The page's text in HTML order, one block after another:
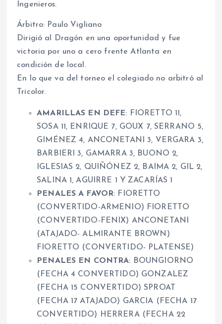
Ingenieros.
Árbitro: Paulo Vigliano
Dirigió al Dragón en una oportunidad y fue
victoria por uno a cero frente Atlanta en
condición de local.
En lo que va del torneo el colegiado no arbitró al
Tricolor.
AMARILLAS EN DEFE: FIORETTO 11,
SOSA 11, ENRIQUE 7, GOUX 7, SERRANO 5,
GIMÉNEZ 4, ANCONETANI 3, VERGARA 3,
BARBIERI 3, GAMARRA 3, BUONO 2,
IGLESIAS 2, QUIÑÓNEZ 2, BAIMA 2, GIL 2,
SALINA 1, AGUIRRE 1 Y ZACARÍAS 1
PENALES A FAVOR: FIORETTO
(CONVERTIDO-ARMENIO) FIORETTO
(CONVERTIDO-FENIX) ANCONETANI
(ATAJADO- ALMIRANTE BROWN)
FIORETTO (CONVERTIDO- PLATENSE)
PENALES EN CONTRA: BOUNGIORNO
(FECHA 4 CONVERTIDO) GONZALEZ
(FECHA 15 CONVERTIDO) SPROAT
(FECHA 17 ATAJADO) GARCIA (FECHA 17
CONVERTIDO) HERRERA (FECHA 22